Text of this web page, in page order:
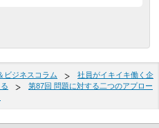
ビジネスコラム
社員がイキイキ働く企
第87回 問題に対する二つのアプロー